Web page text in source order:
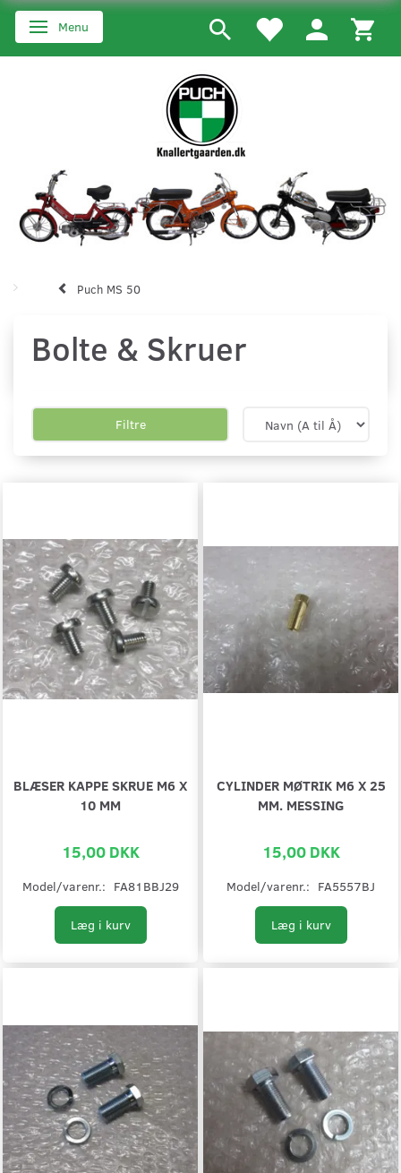
Skifte navigation
Menu
Puch MS 50
Bolte & Skruer
Filtre
BLÆSER KAPPE SKRUE M6 X
10 MM
15,00 DKK
Model/varenr.: FA81BBJ29
Læg i kurv
CYLINDER MØTRIK M6 X 25
MM. MESSING
15,00 DKK
Model/varenr.: FA5557BJ
Læg i kurv